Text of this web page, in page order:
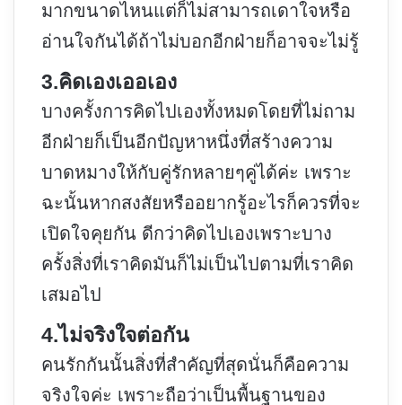
มากขนาดไหนแต่ก็ไม่สามารถเดาใจหรือ
อ่านใจกันได้ถ้าไม่บอกอีกฝ่ายก็อาจจะไม่รู้
3.คิดเองเออเอง
บางครั้งการคิดไปเองทั้งหมดโดยที่ไม่ถาม
อีกฝ่ายก็เป็นอีกปัญหาหนึ่งที่สร้างความ
บาดหมางให้กับคู่รักหลายๆคู่ได้ค่ะ เพราะ
ฉะนั้นหากสงสัยหรืออยากรู้อะไรก็ควรที่จะ
เปิดใจคุยกัน ดีกว่าคิดไปเองเพราะบาง
ครั้งสิ่งที่เราคิดมันก็ไม่เป็นไปตามที่เราคิด
เสมอไป
4.ไม่จริงใจต่อกัน
คนรักกันนั้นสิ่งที่สำคัญที่สุดนั่นก็คือความ
จริงใจค่ะ เพราะถือว่าเป็นพื้นฐานของ